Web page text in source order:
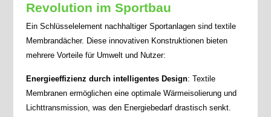
Revolution im Sportbau
Ein Schlüsselelement nachhaltiger Sportanlagen sind textile
Membrandächer. Diese innovativen Konstruktionen bieten
mehrere Vorteile für Umwelt und Nutzer:
Energieeffizienz durch intelligentes Design: Textile
Membranen ermöglichen eine optimale Wärmeisolierung und
Lichttransmission, was den Energiebedarf drastisch senkt.